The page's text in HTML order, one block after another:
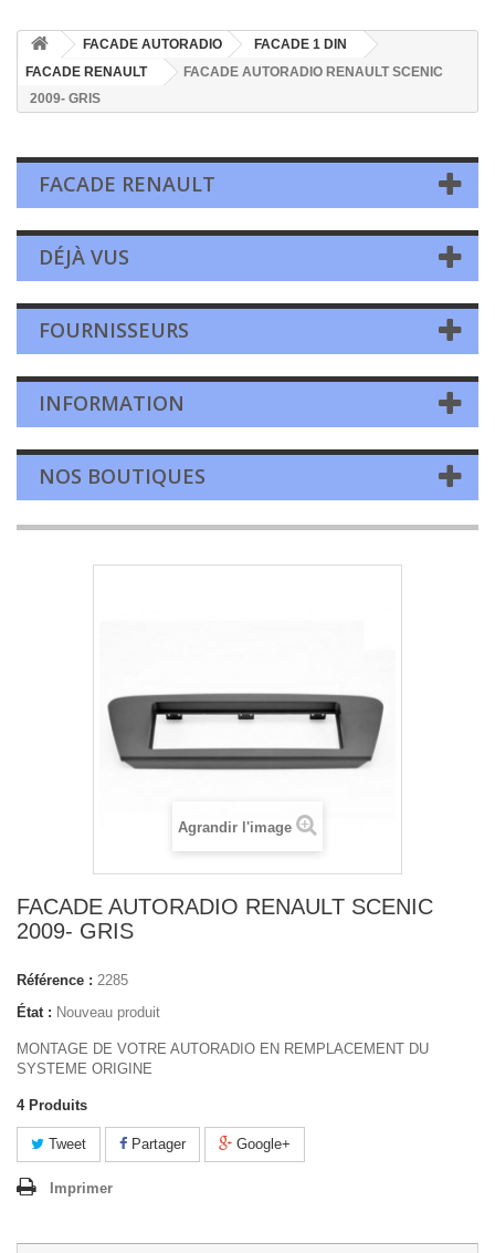
FACADE AUTORADIO
FACADE 1 DIN
FACADE RENAULT
FACADE AUTORADIO RENAULT SCENIC
2009- GRIS
FACADE RENAULT
DÉJÀ VUS
FOURNISSEURS
INFORMATION
NOS BOUTIQUES
Agrandir l'image
FACADE AUTORADIO RENAULT SCENIC
2009- GRIS
Référence : 2285
État : Nouveau produit
MONTAGE DE VOTRE AUTORADIO EN REMPLACEMENT DU
SYSTEME ORIGINE
4 Produits
Tweet Partager Google+
Imprimer